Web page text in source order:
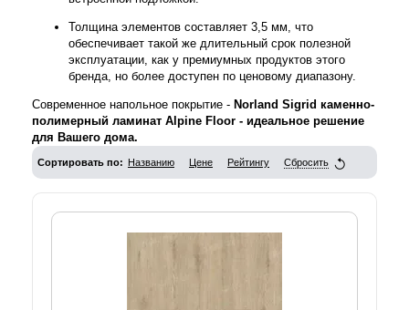
Толщина элементов составляет 3,5 мм, что
обеспечивает такой же длительный срок полезной
эксплуатации, как у премиумных продуктов этого
бренда, но более доступен по ценовому диапазону.
Современное напольное покрытие - Norland Sigrid каменно-
полимерный ламинат Alpine Floor - идеальное решение
для Вашего дома.
Сортировать по: Названию Цене Рейтингу Сбросить